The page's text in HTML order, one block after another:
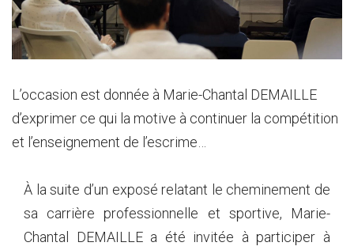
L’occasion est donnée à Marie-Chantal DEMAILLE
d’exprimer ce qui la motive à continuer la compétition
et l’enseignement de l’escrime…
À la suite d’un exposé relatant le cheminement de
sa carrière professionnelle et sportive, Marie-
Chantal DEMAILLE a été invitée à participer à